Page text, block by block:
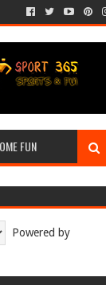
FUN
Powered by